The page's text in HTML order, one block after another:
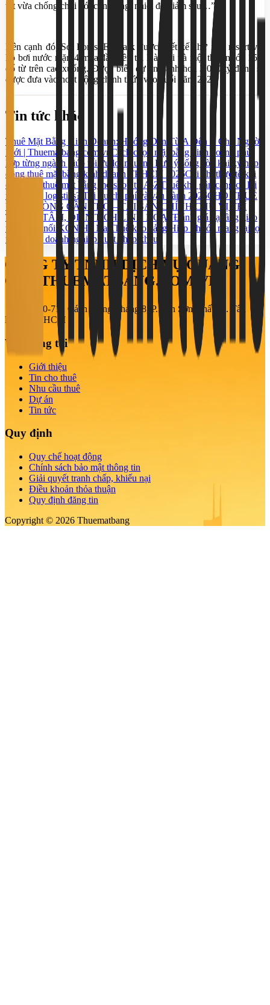
tốt vừa chống chọi với côn tròng, nhiệt độ giảm sâu…”.
Bên cạnh đó, Sol Forest Ecopark được thiết kế như một resort với
hồ bơi nước mặn 4 mùa đầu tiên tại Hà Nội và một thác nước 15m
đổ từ trên cao xuống. Được biết, dự án xanh hơn 3.000 tỷ đồng sẽ
được đưa vào hoạt động chính thức vào cuối năm 2022.
Tin tức khác
Thuê Mặt Bằng Kinh Doanh: Hướng Dẫn Từ A Đến Z Cho Người
Mới | Thuematbang.com.vn Cách chọn mặt bằng kinh doanh phù
hợp từng ngành giúp tối ưu lợi nhuận 5 Lưu ý sống còn khi ký hợp
đồng thuê mặt bằng kinh doanh TP.HCM 2026Chi phí thực tế khi
chọn cho thuê mặt bằng mở shop từ A-Z Thuê kho gần cảng có lợi
thế gì cho logistics? Tối ưu chi phí và vận hành 2026CHO THUÊ
VĂN PHÒNG CẦN THƠ – TÀI SẢN CHÍNH CHỦ VỊ TRÍ
TRUNG TÂM, DIỆN TÍCH LINH HOẠTĐánh giá hạ tầng giao
thông kết nối KCN Hố Nai
Thuê kho cảng Hiệp Phước mang lại lợi
thế gì cho doanh nghiệp xuất nhập khẩu?
CÔNG TY TNHH DỊCH VỤ QUẢNG
CÁO THUEMATBANG.COM.VN
708-710-712 Cách Mạng Tháng 8, P. Tân Sơn Nhất, Q. Tân
Bình, TP. HCM
Về chúng tôi
Giới thiệu
Tin cho thuê
Nhu cầu thuê
Dự án
Tin tức
Quy định
Quy chế hoạt động
Chính sách bảo mật thông tin
Giải quyết tranh chấp, khiếu nại
Điều khoản thỏa thuận
Quy định đăng tin
Copyright © 2026 Thuematbang